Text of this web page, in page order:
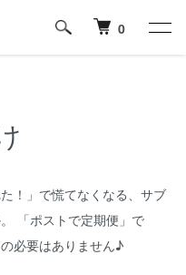
0
！」で慌てなくなる、サブ
「ポストで定期便」で
必要はありません♪